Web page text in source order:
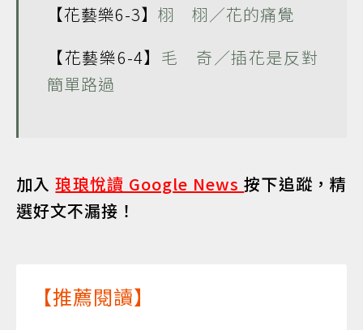
【花藝樂6-3】 栩 栩／花的痛覺
【花藝樂6-4】 毛 奇／插花是反對
簡單路過
加入琅琅悅讀 Google News按下追蹤，精
選好文不漏接！
【推薦閱讀】